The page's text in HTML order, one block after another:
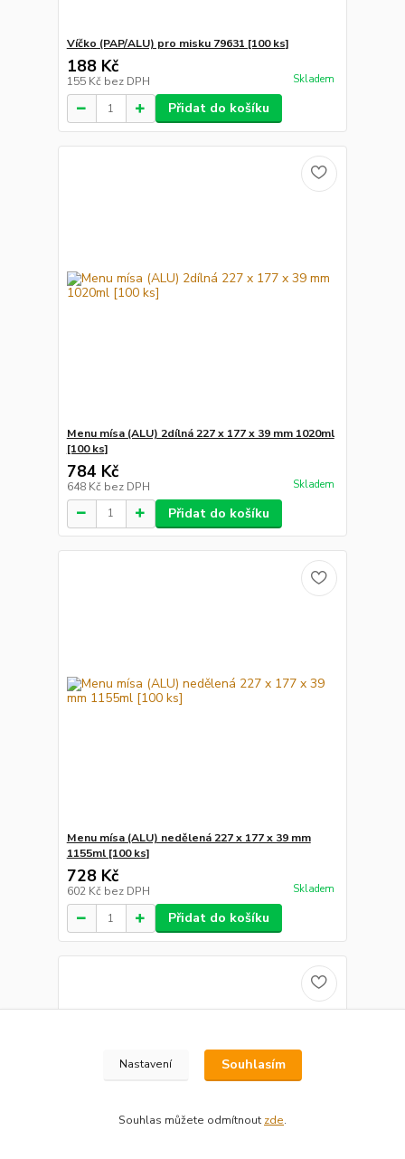
Víčko (PAP/ALU) pro misku 79631 [100 ks]
188 Kč
155 Kč bez DPH Skladem
Přidat do košíku
Menu mísa (ALU) 2dílná 227 x 177 x 39 mm 1020ml
[100 ks]
784 Kč
648 Kč bez DPH Skladem
Přidat do košíku
Menu mísa (ALU) nedělená 227 x 177 x 39 mm
1155ml [100 ks]
728 Kč
602 Kč bez DPH Skladem
Přidat do košíku
Nastavení Souhlasím
Souhlas můžete odmítnout zde.